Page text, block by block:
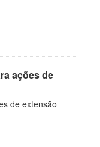
ações de
de extensão